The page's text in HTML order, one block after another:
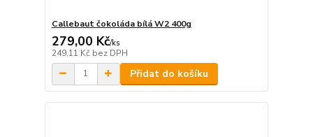
Callebaut čokoláda bílá W2 400g
279,00 Kč/ks
249,11 Kč bez DPH
Přidat do košíku